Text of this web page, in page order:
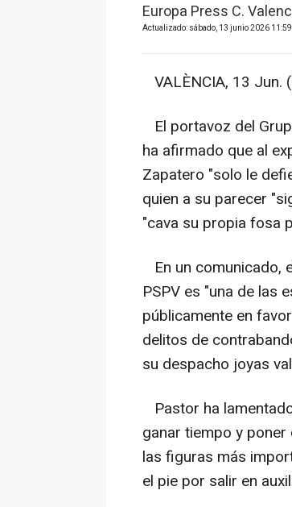
Europa Press C.
Actualizado: sábado, 13 junio 2026 11:59
VALÈNCIA, 13 Jun.
El portavoz del
ha afirmado que al
Zapatero "solo le
quien a su parecer
"cava su propia fosa
En un comunicado,
PSPV es "una de las
públicamente en
delitos de
su despacho joyas
Pastor ha
ganar tiempo y
las figuras más
el pie por salir en